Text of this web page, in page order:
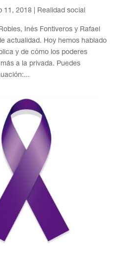
11, 2018 Realidad social
Inés Fontiveros y Rafael
actualidad. Hoy hemos hablado
y de cómo los poderes
a la privada. Puedes